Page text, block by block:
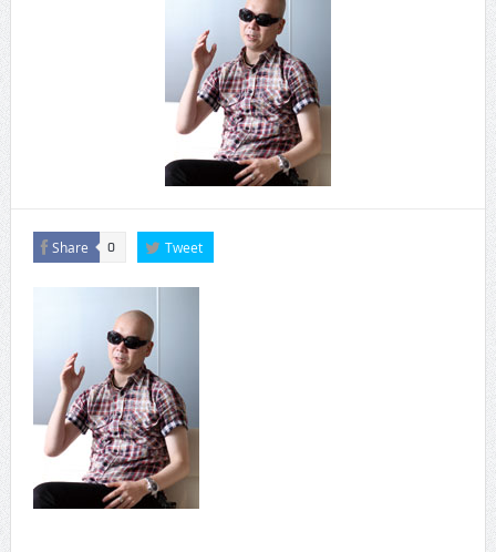
CINEMA×STYLE 285号
CINEMA×STYLE 294号
Share 0 Tweet